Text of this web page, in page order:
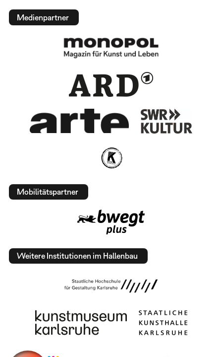
Medienpartner
Mobilitätspartner
Weitere Institutionen im Hallenbau